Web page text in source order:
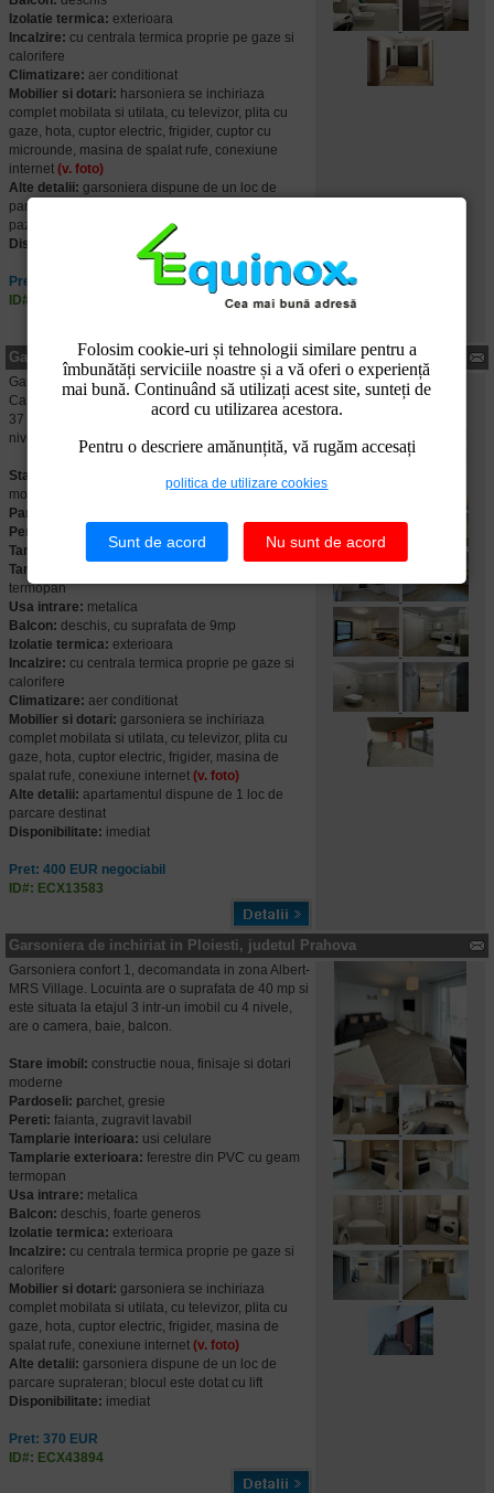
Folosim cookie-uri și tehnologii similare pentru a
îmbunătăți serviciile noastre și a vă oferi o experiență
mai bună. Continuând să utilizați acest site, sunteți de
acord cu utilizarea acestora.
Pentru o descriere amănunțită, vă rugăm accesați
politica de utilizare cookies
Sunt de acord Nu sunt de acord
Izolatie termica: exterioara
Incalzire: cu centrala termica proprie pe gaze si
calorifere
Climatizare: aer conditionat
Mobilier si dotari: harsoniera se inchiriaza
complet mobilata si utilata, cu televizor, plita cu
gaze, hota, cuptor electric, frigider, cuptor cu
microunde, masina de spalat rufe, conexiune
internet (v. foto)
Alte detalii: garsoniera dispune de un loc de
parcare rezervat-complexul rezidential dispune de
paza nonstop
Disponibilitate:
imediat
Pret: 450 EUR
ID#: ECX75744
Garsoniera de inchiriat in Ploiesti, judetul Prahova
Garsoniera confort 1, decomandat in zona Nord-
Cartier MRS Village. Locuinta are o suprafata de
37 mp si este situata la etajul 2 intr-un imobil cu 4
nivele, are o camera, baie, balcon.
Stare imobil:
constructie noua, finisaje si dotari
moderne
(la prima utilizare)
Pardoseli:
Pereti:
Tamplarie interioara:usi celulare
Tamplarie exterioara:
termopan
Usa intrare: metalica
Balcon: deschis, cu suprafata de 9mp
Izolatie termica: exterioara
Incalzire: cu centrala termica proprie pe gaze si
calorifere
Climatizare: aer conditionat
Mobilier si dotari: garsoniera se inchiriaza
complet mobilata si utilata, cu televizor, plita cu
gaze, hota, cuptor electric, frigider, masina de
spalat rufe, conexiune internet (v. foto)
Alte detalii: apartamentul dispune de 1 loc de
parcare destinat
Disponibilitate: imediat
Pret: 400 EUR negociabil
ID#: ECX13583
Garsoniera de inchiriat in Ploiesti, judetul Prahova
Garsoniera confort 1, decomandata in zona Albert-
MRS Village. Locuinta are o suprafata de 40 mp si
este situata la etajul 3 intr-un imobil cu 4 nivele,
are o camera, baie, balcon.
Stare imobil: constructie noua, finisaje si dotari
moderne
Pardoseli: parchet, gresie
Pereti: faianta, zugravit lavabil
Tamplarie interioara: usi celulare
Tamplarie exterioara: ferestre din PVC cu geam
termopan
Usa intrare: metalica
Balcon: deschis, foarte generos
Izolatie termica: exterioara
Incalzire: cu centrala termica proprie pe gaze si
calorifere
Mobilier si dotari: garsoniera se inchiriaza
complet mobilata si utilata, cu televizor, plita cu
gaze, hota, cuptor electric, frigider, masina de
spalat rufe, conexiune internet (v. foto)
Alte detalii: garsoniera dispune de un loc de
parcare suprateran; blocul este dotat cu lift
Disponibilitate: imediat
Pret: 370 EUR
ID#: ECX43894